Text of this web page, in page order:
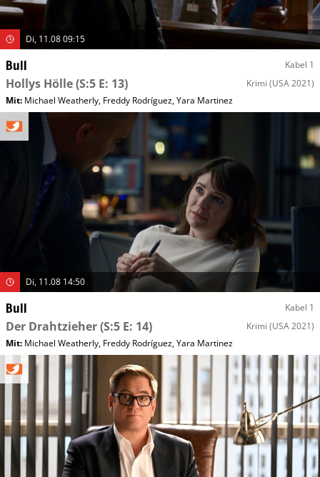
Di, 11.08 09:15
Bull Kabel 1
Hollys Hölle(S:5 E: 13) Krimi (USA 2021)
Mit: Michael Weatherly, Freddy Rodríguez,Yara Martinez
Di, 11.08 14:50
Bull Kabel 1
Der Drahtzieher(S:5 E: 14) Krimi (USA 2021)
Mit: Michael Weatherly, Freddy Rodríguez,Yara Martinez